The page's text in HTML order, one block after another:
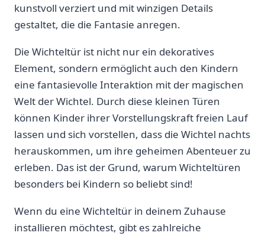
kunstvoll ​verziert und ‍mit winzigen Details
gestaltet, die die Fantasie‌ anregen.
Die Wichteltür ist nicht nur ein dekoratives
Element, sondern ermöglicht auch den ⁢Kindern
eine fantasievolle Interaktion mit​ der magischen
Welt der Wichtel. Durch diese kleinen Türen
können Kinder ihrer​ Vorstellungskraft freien Lauf
lassen und sich vorstellen, dass⁢ die⁢ Wichtel nachts
herauskommen, um ihre geheimen Abenteuer ‍zu
erleben. Das‌ ist der Grund, warum Wichteltüren⁣
besonders bei ​Kindern‌ so beliebt sind!
Wenn du eine Wichteltür in deinem Zuhause
installieren möchtest, gibt es ⁢zahlreiche